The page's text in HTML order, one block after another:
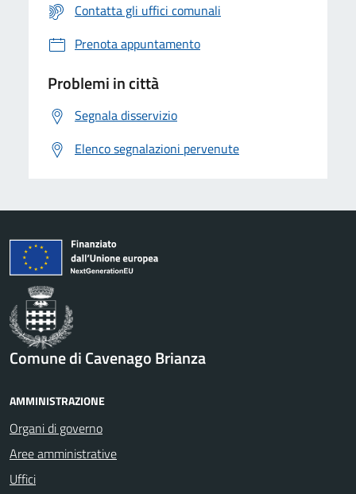
Contatta gli uffici comunali
Prenota appuntamento
Problemi in città
Segnala disservizio
Elenco segnalazioni pervenute
Comune di Cavenago Brianza
AMMINISTRAZIONE
Organi di governo
Aree amministrative
Uffici